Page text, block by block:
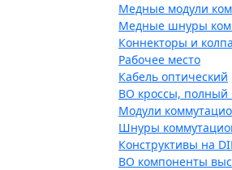
Медные модули
Медные шнуры
Коннекторы и
Рабочее место
Кабель оптический
ВО кроссы, полный
Модули
Шнуры
Конструктивы на
ВО компоненты